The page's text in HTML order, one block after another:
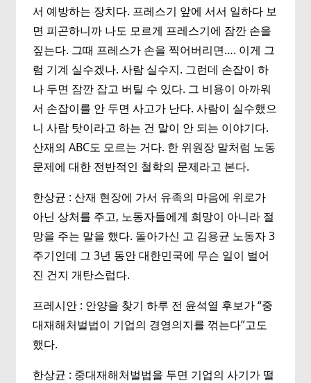
서 예방하는 장치다. 프레스기 앞에 서서 일하다 보
면 피곤하니까 나도 모르게 프레스기에 잠깐 손을
짚는다. 그때 프레스가 손을 찍어버리면…. 이게 그
럼 기계 실수겠나. 사람 실수지. 그런데 손잡이 하
나 두면 잠깐 잡고 버틸 수 있다. 그 비용이 아까워
서 손잡이를 안 두면 사고가 난다. 사람이 실수했으
니 사람 탓이라고 하는 건 말이 안 되는 이야기다.
산재의 ABC도 모르는 거다. 한 위원장 말처럼 노동
문제에 대한 전반적인 철학의 문제라고 본다.
한상균 : 산재 현장에 가서 유족의 마음에 위로가
아닌 상처를 주고, 노동자들에게 희망이 아니라 절
망을 주는 말을 했다. 돌아가신 고 김용균 노동자 3
주기인데 그 3년 동안 대한민국에 무슨 일이 벌어
진 건지 개탄스럽다.
프레시안 : 안양을 찾기 하루 전 윤석열 후보가 “중
대재해처벌법이 기업의 경영의지를 꺾는다”고도
했다.
한상균 : 중대재해처벌법을 두면 기업의 사기가 떨